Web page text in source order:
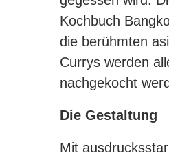
Kochbuch
die berühmten
Currys werden
nachgekocht
Die Gestaltung
Mit